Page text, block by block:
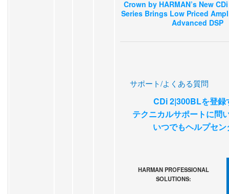
Crown by HARMAN’s New
Series Brings Low Priced
Advanced DSP
サポート/よくある質問
CDi 2|300BLを登録
テクニカルサポートに問
いつでもヘルプセン
HARMAN PROFESSIONAL
SOLUTIONS: